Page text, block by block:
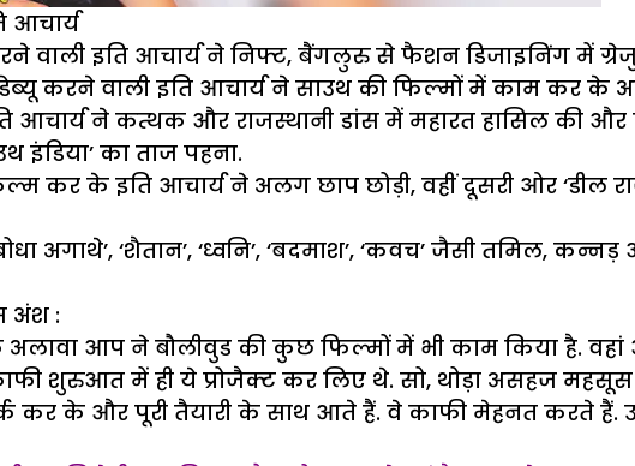
आचार्य
वाली इति आचार्य ने निफ्ट, बैंगलुरु से फैशन डिजाइनिंग में
डेब्यू करने वाली इति आचार्य ने साउथ की फिल्मों में काम कर के
आचार्य ने कत्थक और राजस्थानी डांस में महारत हासिल की
इंडिया’ का ताज पहना.
कर के इति आचार्य ने अलग छाप छोड़ी, वहीं दूसरी ओर ‘डील
बोधा अगाथे’, ‘शैतान’, ‘ध्वनि’, ‘बदमाश’, ‘कवच’ जैसी
अंश :
आप ने बौलीवुड की कुछ फिल्मों में भी काम किया है.
शुरुआत में ही ये प्रोजैक्ट कर लिए थे. सो, थोड़ा असहज
वर्क कर के और पूरी तैयारी के साथ आते हैं. वे काफी मेहनत